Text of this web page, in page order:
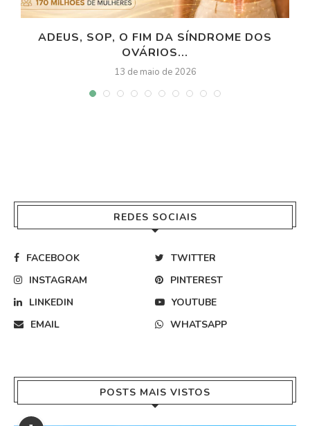
ADEUS, SOP, O FIM DA SÍNDROME DOS
OVÁRIOS...
13 de maio de 2026
REDES SOCIAIS
FACEBOOK
TWITTER
INSTAGRAM
PINTEREST
LINKEDIN
YOUTUBE
EMAIL
WHATSAPP
POSTS MAIS VISTOS